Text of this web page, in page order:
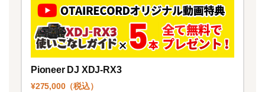
Pioneer DJ XDJ-RX3
¥275,000（税込）